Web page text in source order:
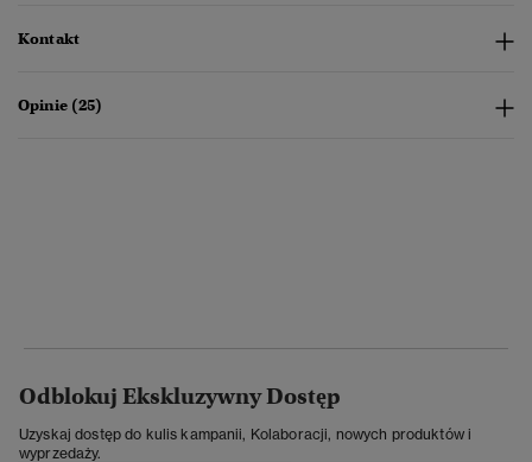
Kontakt
Opinie (25)
Odblokuj Ekskluzywny Dostęp
Uzyskaj dostęp do kulis kampanii, Kolaboracji, nowych produktów i
wyprzedaży.